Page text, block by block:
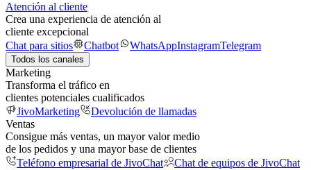
Atención al cliente
Crea una experiencia de atención al
cliente excepcional
Chat para sitios
Chatbot WhatsAppInstagramTelegram
Todos los canales
Marketing
Transforma el tráfico en
clientes potenciales cualificados
JivoMarketing
Devolución de llamadas
Ventas
Consigue más ventas, un mayor valor medio
de los pedidos y una mayor base de clientes
Teléfono empresarial de JivoChat
Chat de equipos de JivoChat